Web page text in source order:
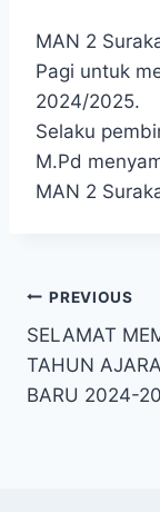
MAN 2
Pagi untuk
2024/2025.
Selaku
M.Pd
MAN 2
Post
PREVIOUS
SELAMAT
TAHUN
BARU 2024-